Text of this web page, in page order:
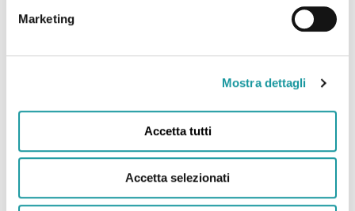
Marketing
Mostra dettagli
Accetta tutti
Accetta selezionati
Luglio è il mese internazionale di sensibilizzazione sui